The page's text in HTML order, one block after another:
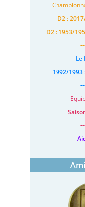
D2 :
D2 : 1953/
Le
1992/1993